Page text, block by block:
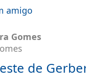
amigo
Gomes
de